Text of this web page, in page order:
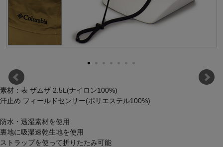
素材：表 ザムザ 2.5L(ナイロン100%)
汗止め フィールドセンサー(ポリエステル100%)
防水・透湿素材を使用
裏地に吸湿速乾生地を使用
ストラップを使って折りたたみ可能